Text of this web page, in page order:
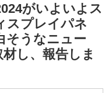
がいよいよス
スプレイパネ
そうなニュー
し、報告しま